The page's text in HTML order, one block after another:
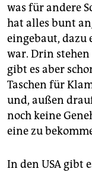
genossenschaft
epaper login
was für andere
hat alles bunt
eingebaut, dazu
war. Drin
gibt es aber
Taschen für
und, außen
noch keine
eine zu
In den USA gibt